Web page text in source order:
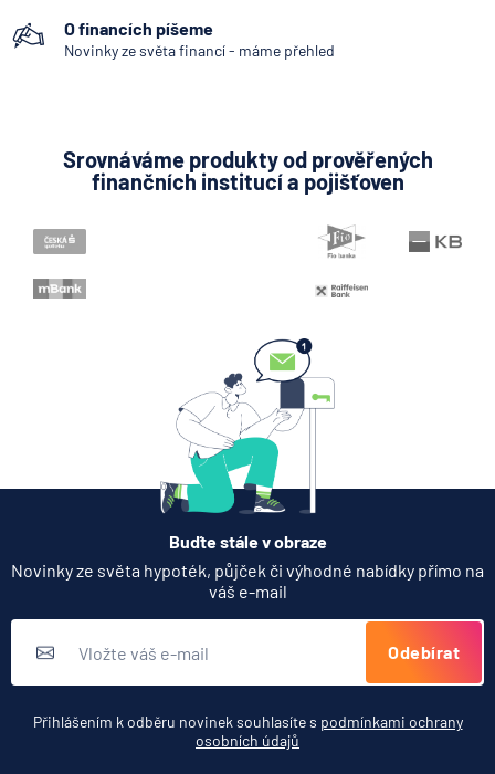
Zobrazit všechny články
Pojišťovací makléř
Vlastník nemovitosti
Dluhopis
O financích píšeme
Novinky ze světa financí - máme přehled
Srovnáváme produkty od prověřených
finančních institucí a pojišťoven
Buďte stále v obraze
Novinky ze světa hypoték, půjček či výhodné nabídky přímo na
váš e-mail
Odebírat
Přihlášením k odběru novinek souhlasíte s podmínkami ochrany
osobních údajů